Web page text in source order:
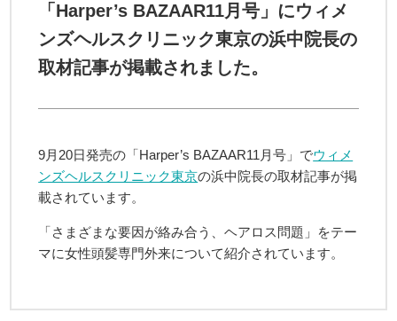
「Harper’s BAZAAR11月号」にウィメ
ンズヘルスクリニック東京の浜中院長の
取材記事が掲載されました。
9月20日発売の「Harper’s BAZAAR11月号」でウィメ
ンズヘルスクリニック東京の浜中院長の取材記事が掲
載されています。
「さまざまな要因が絡み合う、ヘアロス問題」をテー
マに女性頭髪専門外来について紹介されています。